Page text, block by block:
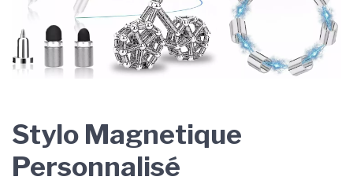
Stylo Magnetique
Personnalisé